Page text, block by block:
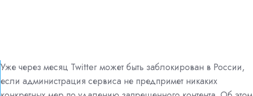
Уже через месяц Twitter может быть заблокирован в России,
если администрация сервиса не предпримет никаких